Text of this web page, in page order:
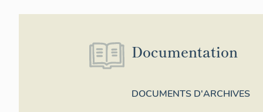
avec demi-
d'une partie
partie du mur
Documentation
DOCUMENTS D'ARCHIVES